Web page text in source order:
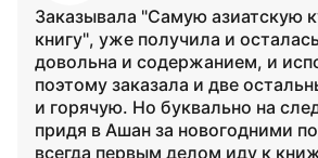
Заказывала "Самую азиатскую
книгу", уже получила и
довольна и содержанием, и
поэтому заказала и две
и горячую. Но буквально на
придя в Ашан за новогодними
всегда первым делом иду к